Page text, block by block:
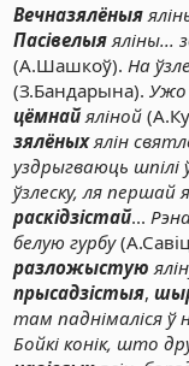
Вечназялёныя
Пасівелыяяліны...
(А.Шашкоў). На
(З.Бандарына). Ужо
цёмнайяліной
зялёныхялін
уздрыгваюць шпілі
ўзлеску, ля першай
раскідзістай...
белую гурбу
разложыстую
прысадзістыя,
там паднімаліся ў
Бойкі конік, што